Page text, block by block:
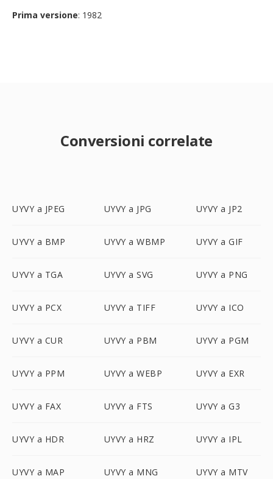
Prima versione: 1982
Conversioni correlate
UYVY a JPEG UYVY a JPG UYVY a JP2
UYVY a BMP UYVY a WBMP UYVY a GIF
UYVY a TGA UYVY a SVG UYVY a PNG
UYVY a PCX UYVY a TIFF UYVY a ICO
UYVY a CUR UYVY a PBM UYVY a PGM
UYVY a PPM UYVY a WEBP UYVY a EXR
UYVY a FAX UYVY a FTS UYVY a G3
UYVY a HDR UYVY a HRZ UYVY a IPL
UYVY a MAP UYVY a MNG UYVY a MTV